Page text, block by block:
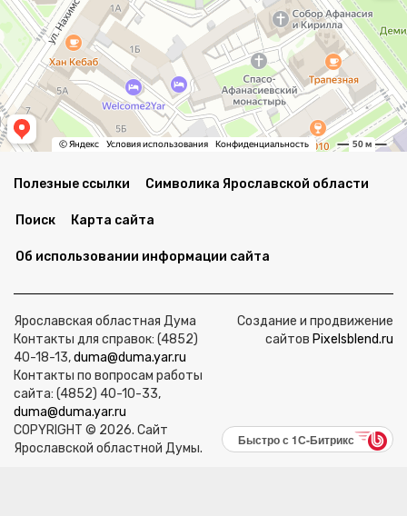
Полезные ссылки Символика Ярославской области
Поиск Карта сайта
Об использовании информации сайта
Ярославская областная Дума
Контакты для справок: (4852)
40-18-13,duma@duma.yar.ru
Контакты по вопросам работы
сайта: (4852) 40-10-33,
duma@duma.yar.ru
COPYRIGHT © 2026. Сайт
Ярославской областной Думы.
Создание и продвижение
сайтов Pixelsblend.ru
Быстро с 1С-Битрикс